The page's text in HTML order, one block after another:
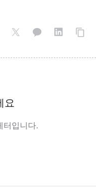
요
터입니다.